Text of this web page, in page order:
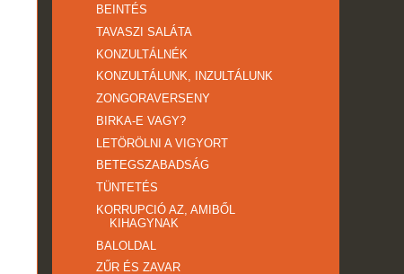
BEINTÉS
TAVASZI SALÁTA
KONZULTÁLNÉK
KONZULTÁLUNK, INZULTÁLUNK
ZONGORAVERSENY
BIRKA-E VAGY?
LETÖRÖLNI A VIGYORT
BETEGSZABADSÁG
TÜNTETÉS
KORRUPCIÓ AZ, AMIBŐL
KIHAGYNAK
BALOLDAL
ZŰR ÉS ZAVAR